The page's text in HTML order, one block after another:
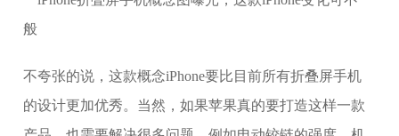
不夸张的说，这款概念iPhone要比目前所有折叠屏手机
的设计更加优秀。当然，如果苹果真的要打造这样一款